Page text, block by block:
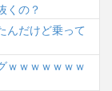
くの？
んだけど乗って
ｗｗｗｗｗｗｗ